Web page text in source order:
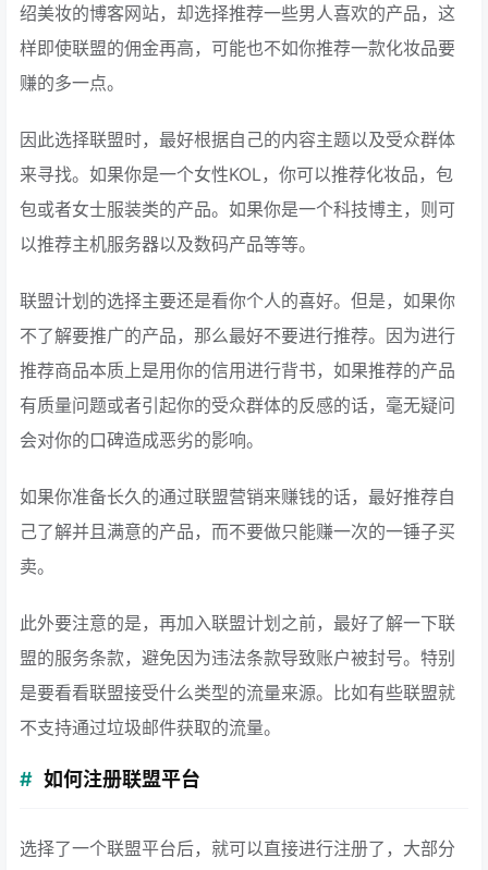
绍美妆的博客网站，却选择推荐一些男人喜欢的产品，这
样即使联盟的佣金再高，可能也不如你推荐一款化妆品要
赚的多一点。
因此选择联盟时，最好根据自己的内容主题以及受众群体
来寻找。如果你是一个女性KOL，你可以推荐​​化妆品，包
包或者女士服装类的产品。如果你是一个科技博主，则可
以推荐主机服务器以及数码产品等等。
联盟计划的选择主要还是看你个人的喜好。但是，如果你
不了解要推广的产品，那么最好不要进行推荐。因为进行
推荐商品本质上是用你的信用进行背书，如果推荐的产品
有质量问题或者引起你的受众群体的反感的话，毫无疑问
会对你的口碑造成恶劣的影响。
如果你准备长久的通过联盟营销来赚钱的话，最好推荐自
己了解并且满意的产品，而不要做只能赚一次的一锤子买
卖。
此外要注意的是，再加入联盟计划之前，最好了解一下联
盟的服务条款，避免因为违法条款导致账户被封号。特别
是要看看联盟接受什么类型的流量来源。比如有些联盟就
不支持通过垃圾邮件获取的流量。
如何注册联盟平台
选择了一个联盟平台后，就可以直接进行注册了，大部分